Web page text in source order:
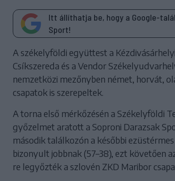
Itt állíthatja be, hogy a Google-
Sport!
A székelyföldi együttest a
Csíkszereda és a Vendor
nemzetközi mezőnyben német, horvát,
csapatok is szerepeltek.
A torna első mérkőzésén a Székelyföldi
győzelmet aratott a Soproni Darazsak
második találkozón a későbbi
bizonyult jobbnak (57–38), ezt követően
re legyőzték a szlovén ZKD Maribor